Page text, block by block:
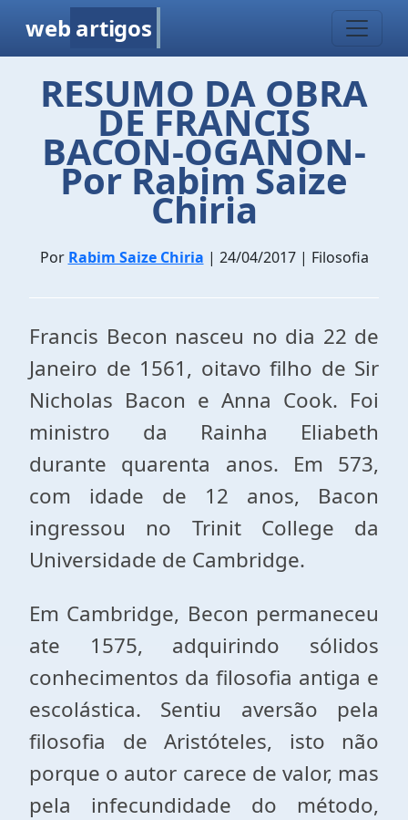
web artigos
RESUMO DA OBRA
DE FRANCIS
BACON-OGANON-
Por Rabim Saize
Chiria
Por Rabim Saize Chiria | 24/04/2017 | Filosofia
Francis Becon nasceu no dia 22 de
Janeiro de 1561, oitavo filho de Sir
Nicholas Bacon e Anna Cook. Foi
ministro da Rainha Eliabeth
durante quarenta anos. Em 573,
com idade de 12 anos, Bacon
ingressou no Trinit College da
Universidade de Cambridge.
Em Cambridge, Becon permaneceu
ate 1575, adquirindo sólidos
conhecimentos da filosofia antiga e
escolástica. Sentiu aversão pela
filosofia de Aristóteles, isto não
porque o autor carece de valor, mas
pela infecundidade do método,